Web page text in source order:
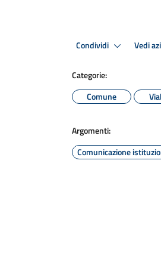
Condividi Vedi
Categorie:
Comune
Argomenti:
Comunicazione